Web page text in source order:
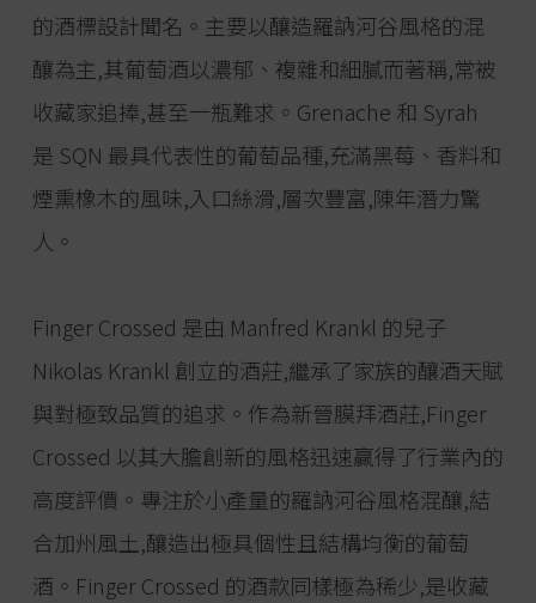
的酒標設計聞名。主要以釀造羅訥河谷風格的混
釀為主,其葡萄酒以濃郁、複雜和細膩而著稱,常被
收藏家追捧,甚至一瓶難求。Grenache 和 Syrah
是 SQN 最具代表性的葡萄品種,充滿黑莓、香料和
煙熏橡木的風味,入口絲滑,層次豐富,陳年潛力驚
人。
Finger Crossed 是由 Manfred Krankl 的兒子
Nikolas Krankl 創立的酒莊,繼承了家族的釀酒天賦
與對極致品質的追求。作為新晉膜拜酒莊,Finger
Crossed 以其大膽創新的風格迅速贏得了行業內的
高度評價。專注於小產量的羅訥河谷風格混釀,結
合加州風土,釀造出極具個性且結構均衡的葡萄
酒。Finger Crossed 的酒款同樣極為稀少,是收藏